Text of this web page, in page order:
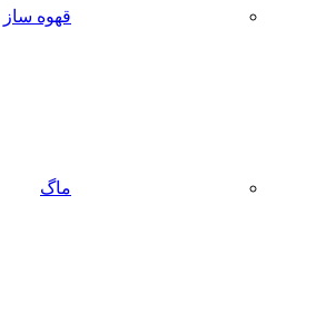
قهوه ساز
ماگ